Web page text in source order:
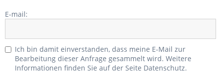
E-mail:
Ich bin damit einverstanden, dass meine E-Mail zur
Bearbeitung dieser Anfrage gesammelt wird. Weitere
Informationen finden Sie auf der Seite Datenschutz.